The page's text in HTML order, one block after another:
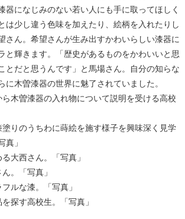
器になじみのない若い人にも手に取ってほしく
は少し違う色味を加えたり、絵柄を入れたりし
さん。希望さんが生み出すかわいらしい漆器に
と輝きます。「歴史があるものをかわいいと思
とだと思うんです」と馬場さん。自分の知らな
に木曽漆器の世界に魅了されていました。
木曽漆器の入れ物について説明を受ける高校
りのうちわに蒔絵を施す様子を興味深く見学
真」
大西さん。「写真」
。「写真」
ルな漆。「写真」
探す高校生。「写真」